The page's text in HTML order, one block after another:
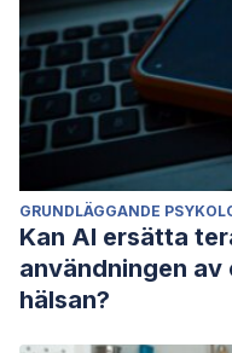
GRUNDLÄGGANDE
Kan AI ersätta
användningen
hälsan?